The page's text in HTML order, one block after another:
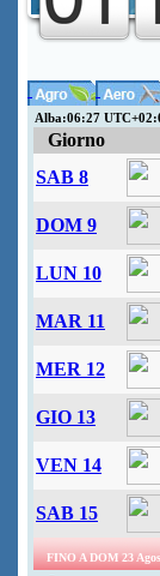
Alba:06:27
Giorno
SAB 8
DOM 9
LUN 10
MAR 11
MER 12
GIO 13
VEN 14
SAB 15
FINO A DOM 23